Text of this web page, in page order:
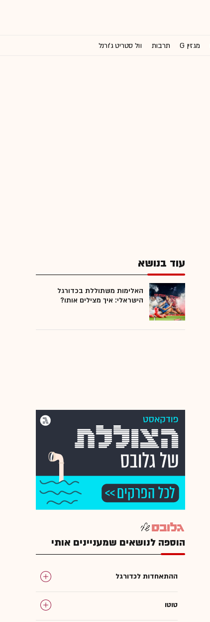
מגזין G תרבות וול סטריט ג'ורנל
עוד בנושא
האלימות משתוללת בכדורגל
הישראלי: איך מצילים אותו?
הוספה לנושאים שמעניינים אותי
ההתאחדות לכדורגל
טוטו